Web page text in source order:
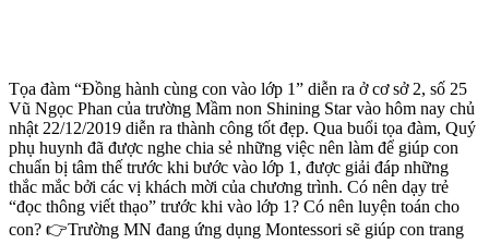
Tọa đàm “Đồng hành cùng con vào lớp 1” diễn ra ở cơ sở 2, số 25
Vũ Ngọc Phan của trường Mầm non Shining Star vào hôm nay chủ
nhật 22/12/2019 diễn ra thành công tốt đẹp. Qua buổi tọa đàm, Quý
phụ huynh đã được nghe chia sẻ những việc nên làm để giúp con
chuẩn bị tâm thế trước khi bước vào lớp 1, được giải đáp những
thắc mắc bởi các vị khách mời của chương trình. Có nên dạy trẻ
“đọc thông viết thạo” trước khi vào lớp 1? Có nên luyện toán cho
con? 👉Trường MN đang ứng dụng Montessori sẽ giúp con trang